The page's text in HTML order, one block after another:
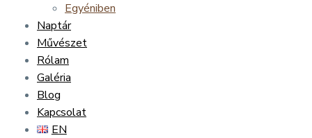
Egyéniben
Naptár
Művészet
Rólam
Galéria
Blog
Kapcsolat
EN